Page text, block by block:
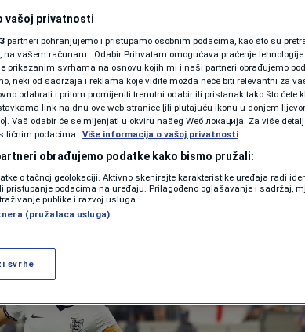
KOLUMNE
PODCAST
N1 SPECIJAL
FENOMENI
NEISTRAŽENO
VIRALNO
VIDEO
Engleska
NOGOMET 0 komentara
Više
vašoj privatnosti
partneri pohranjujemo i pristupamo osobnim podacima, kao što su
na vašem računaru . Odabir Prihvatam omogućava praćenje
prikazanim svrhama na osnovu kojih mi i naši partneri obrađujemo
neki od sadržaja i reklama koje vidite možda neće biti relevantni za
odabrati i pritom promijeniti trenutni odabir ili pristanak tako što ćete
link na dnu ove web stranice [ili plutajuću ikonu u donjem
Vaš odabir će se mijenjati u okviru našeg Wеб локација. Za više
ličnim podacima. Više informacija o vašoj privatnosti
obrađujemo podatke kako bismo pružali:
o tačnoj geolokaciji. Aktivno skenirajte karakteristike uređaja radi
pristupanje podacima na uređaju. Prilagođeno oglašavanje i sadržaj,
publike i razvoj usluga.
(pružalaca usluga)
svrhe